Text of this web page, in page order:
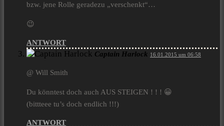
bzw. jene Rolle geradezu „verschenkt“…
😉
ANTWORT
Captain Harlock 16.01.2015 um 06:58
@ Will Smith
Du könntest doch auch AUS STEIGEN ! ! ! 😀
(bittteee tu’s doch endlich !!!)
ANTWORT